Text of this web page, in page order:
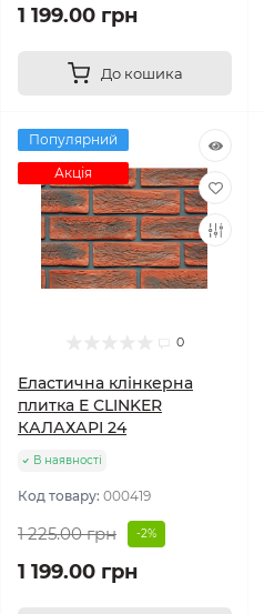
1 199.00 грн
До кошика
Популярний
Акція
0
Еластична клінкерна
плитка E СLINKER
КАЛАХАРІ 24
В наявності
Код товару: 000419
1 225.00 грн -2%
1 199.00 грн